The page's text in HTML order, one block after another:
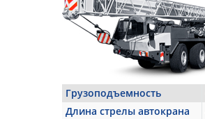
Грузоподъемность
Длина стрелы автокрана